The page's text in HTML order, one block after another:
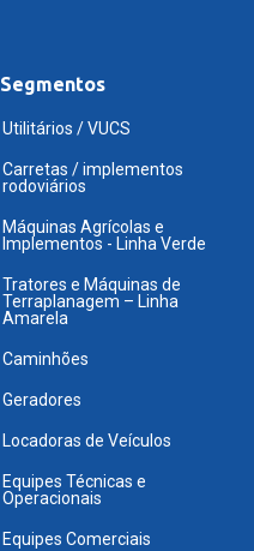
Segmentos
Utilitários / VUCS
Carretas / implementos
rodoviários
Máquinas Agrícolas e
Implementos - Linha Verde
Tratores e Máquinas de
Terraplanagem – Linha
Amarela
Caminhões
Geradores
Locadoras de Veículos
Equipes Técnicas e
Operacionais
Equipes Comerciais